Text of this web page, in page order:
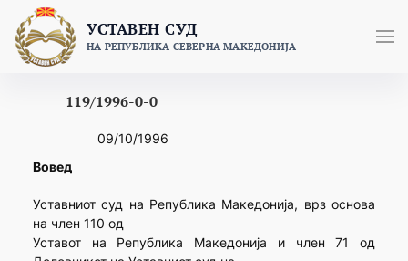
content
УСТАВЕН СУД
НА РЕПУБЛИКА СЕВЕРНА МАКЕДОНИЈА
119/1996-0-0
09/10/1996
Вовед
Уставниот суд на Република Македонија, врз основа
на член 110 од
Уставот на Република Македонија и член 71 од